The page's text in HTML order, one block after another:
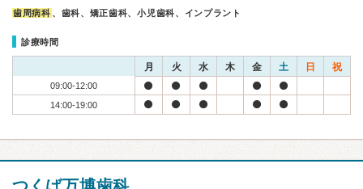
歯周病科 、歯科、矯正歯科、小児歯科、インプラント
診療時間
月 火 水 木 金 土 日 祝
09:00-12:00
14:00-19:00